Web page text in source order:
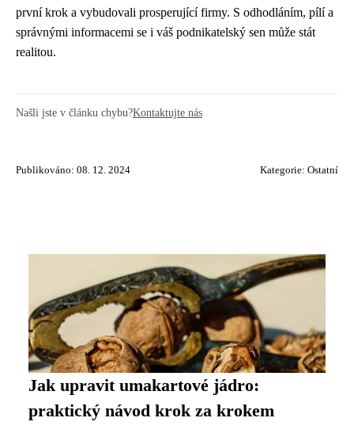
první krok a vybudovali prosperující firmy. S odhodláním, pílí a
správnými informacemi se i váš podnikatelský sen může stát
realitou.
Našli jste v článku chybu?Kontaktujte nás
Publikováno: 08. 12. 2024 Kategorie: Ostatní
Jak upravit umakartové jádro:
praktický návod krok za krokem